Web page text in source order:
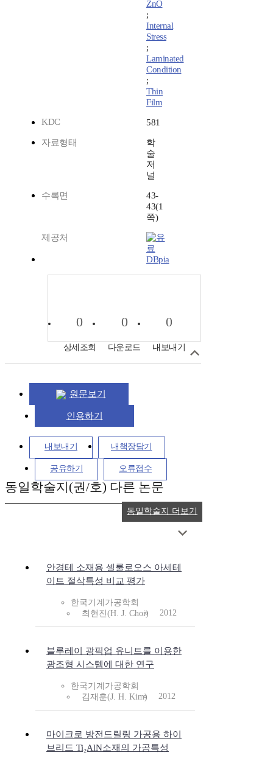
ZnO
;
Internal
Stress
;
Laminated
Condition
;
Thin
Film
KDC
581
자료형태
학
술
저
널
수록면
43-
43(1
쪽)
제공처
DBpia
0
상세조회
0
다운로드
0
내보내기
원문보기
인용하기
내보내기 내책장담기
공유하기 오류접수
동일학술지(권/호) 다른 논문
안경테 소재용 셀룰로오스 아세테
이트 절삭특성 비교 평가
한국기계가공학회
최현진(H. J. Choi)
2012
블루레이 광픽업 유니트를 이용한
광조형 시스템에 대한 연구
한국기계가공학회
김재훈(J. H. Kim)
2012
마이크로 방전드릴링 가공용 하이
브리드 Ti₂AlN소재의 가공특성
동일학술지 더보기